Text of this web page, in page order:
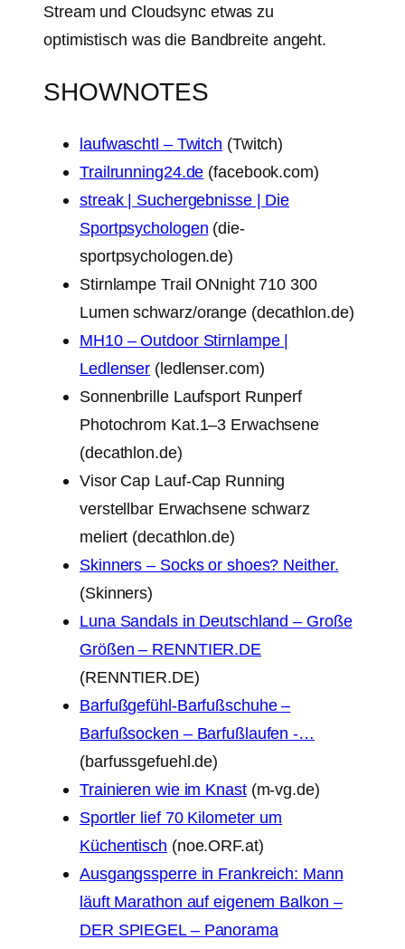
Stream und Cloudsync etwas zu
optimistisch was die Bandbreite angeht.
SHOWNOTES
laufwaschtl – Twitch (Twitch)
Trailrunning24.de (facebook.com)
streak | Suchergebnisse | Die
Sportpsychologen (die-
sportpsychologen.de)
Stirnlampe Trail ONnight 710 300
Lumen schwarz/orange (decathlon.de)
MH10 – Outdoor Stirnlampe |
Ledlenser (ledlenser.com)
Sonnenbrille Laufsport Runperf
Photochrom Kat.1–3 Erwachsene
(decathlon.de)
Visor Cap Lauf-Cap Running
verstellbar Erwachsene schwarz
meliert (decathlon.de)
Skinners – Socks or shoes? Neither.
(Skinners)
Luna Sandals in Deutschland – Große
Größen – RENNTIER.DE
(RENNTIER.DE)
Barfußgefühl-Barfußschuhe –
Barfußsocken – Barfußlaufen -…
(barfussgefuehl.de)
Trainieren wie im Knast(m-vg.de)
Sportler lief 70 Kilometer um
Küchentisch (noe.ORF.at)
Ausgangssperre in Frankreich: Mann
läuft Marathon auf eigenem Balkon –
DER SPIEGEL – Panorama